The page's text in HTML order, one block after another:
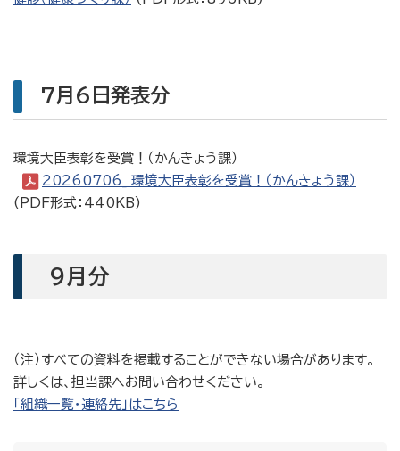
7月6日発表分
環境大臣表彰を受賞！（かんきょう課）
20260706_ 環境大臣表彰を受賞！（かんきょう課）
(PDF形式：440KB)
9月分
（注）すべての資料を掲載することができない場合があります。
詳しくは、担当課へお問い合わせください。
「組織一覧・連絡先」はこちら